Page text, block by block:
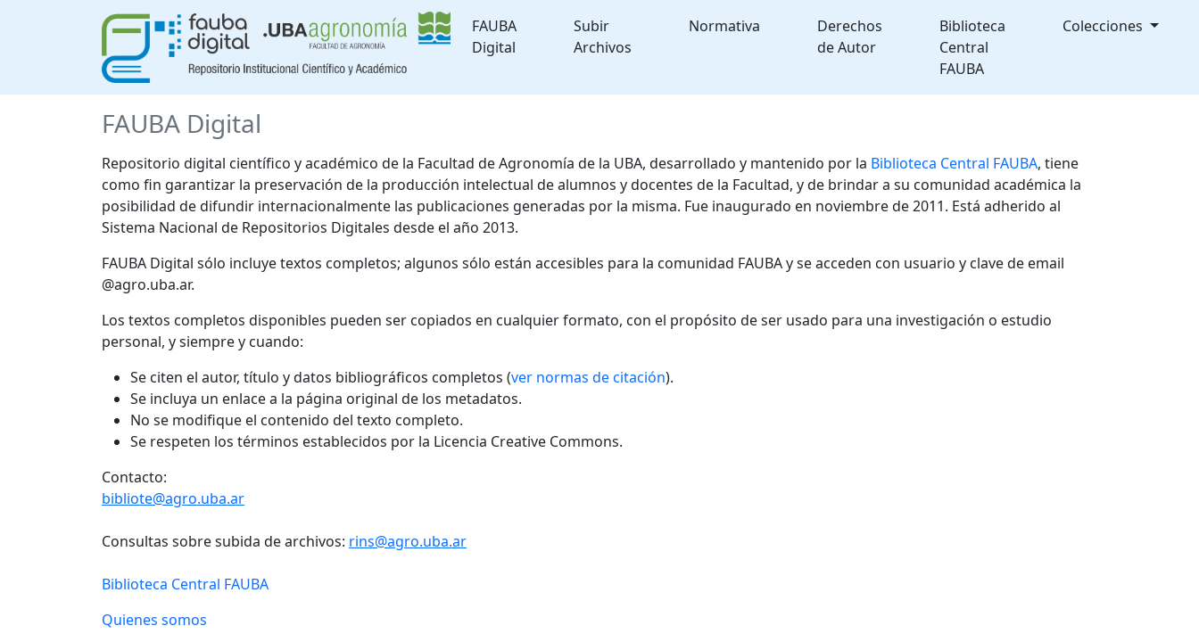
FAUBA
Digital
Subir
Archivos
Normativa
Derechos
de Autor
Biblioteca
Central
FAUBA
Colecciones
FAUBA Digital
Repositorio digital científico y académico de la Facultad de Agronomía de la UBA, desarrollado y mantenido por la Biblioteca Central FAUBA, tiene
como fin garantizar la preservación de la producción intelectual de alumnos y docentes de la Facultad, y de brindar a su comunidad académica la
posibilidad de difundir internacionalmente las publicaciones generadas por la misma. Fue inaugurado en noviembre de 2011. Está adherido al
Sistema Nacional de Repositorios Digitales desde el año 2013.
FAUBA Digital sólo incluye textos completos; algunos sólo están accesibles para la comunidad FAUBA y se acceden con usuario y clave de email
@agro.uba.ar.
Los textos completos disponibles pueden ser copiados en cualquier formato, con el propósito de ser usado para una investigación o estudio
personal, y siempre y cuando:
Se citen el autor, título y datos bibliográficos completos (ver normas de citación).
Se incluya un enlace a la página original de los metadatos.
No se modifique el contenido del texto completo.
Se respeten los términos establecidos por la Licencia Creative Commons.
Contacto:
bibliote@agro.uba.ar
Consultas sobre subida de archivos: rins@agro.uba.ar
Biblioteca Central FAUBA
Quienes somos